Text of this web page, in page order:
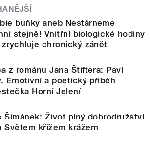
buňky aneb Nestárneme
stejně! Vnitřní biologické hodiny
zrychluje chronický zánět
z románu Jana Štiftera: Paví
Emotivní a poetický příběh
Horní Jelení
Šimánek: Život plný dobrodružství
Světem křížem krážem